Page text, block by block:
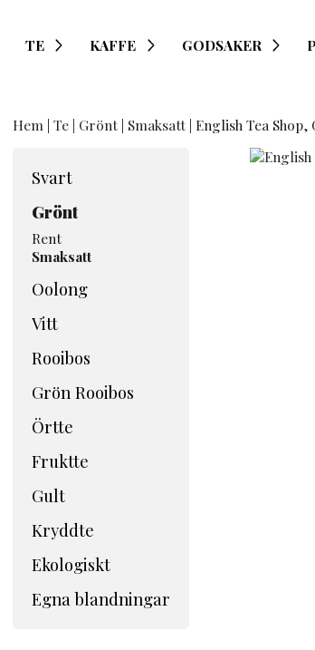
TE KAFFE GODSAKER
Hem | Te | Grönt | Smaksatt | English Tea
Svart
Grönt
Rent
Smaksatt
Oolong
Vitt
Rooibos
Grön Rooibos
Örtte
Fruktte
Gult
Kryddte
Ekologiskt
Egna blandningar